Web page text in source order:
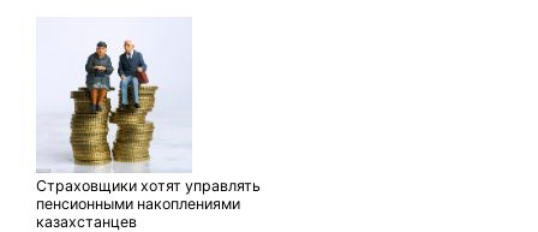
Страховщики хотят управлять
пенсионными накоплениями
казахстанцев